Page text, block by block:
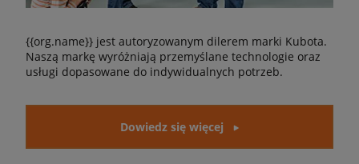
{{org.name}} jest autoryzowanym dilerem marki Kubota.
Naszą markę wyróżniają przemyślane technologie oraz
usługi dopasowane do indywidualnych potrzeb.
Dowiedz się więcej